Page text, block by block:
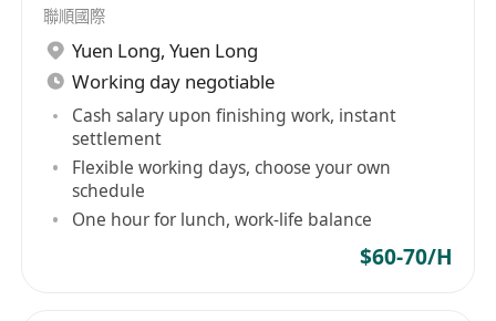
聯順國際
Yuen Long, Yuen Long
Working day negotiable
Cash salary upon finishing work, instant
settlement
Flexible working days, choose your own
schedule
One hour for lunch, work-life balance
$60-70/H